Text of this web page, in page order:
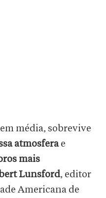
média, sobrevive
atmosferae
mais
Lunsford, editor
Americana de